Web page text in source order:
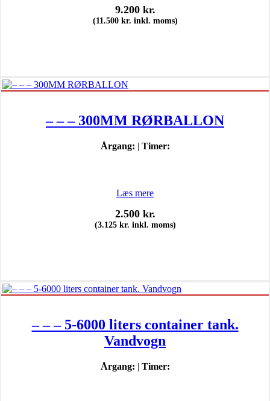
9.200 kr.
(11.500 kr. inkl. moms)
– – – 300MM RØRBALLON
Årgang: | Timer:
Læs mere
2.500 kr.
(3.125 kr. inkl. moms)
– – – 5-6000 liters container tank.
Vandvogn
Årgang: | Timer: